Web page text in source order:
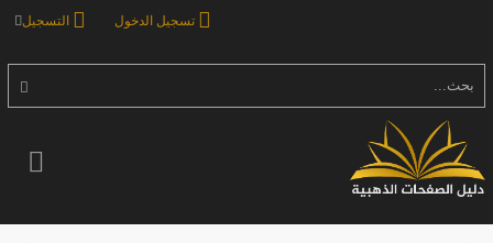
التسجيل تسجيل الدخول
بحث...